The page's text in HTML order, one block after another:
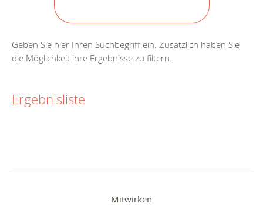
Geben Sie hier Ihren Suchbegriff ein. Zusätzlich haben Sie
die Möglichkeit ihre Ergebnisse zu filtern.
Ergebnisliste
Mitwirken